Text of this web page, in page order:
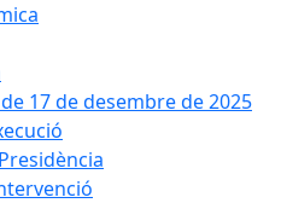
17 de desembre de 2025